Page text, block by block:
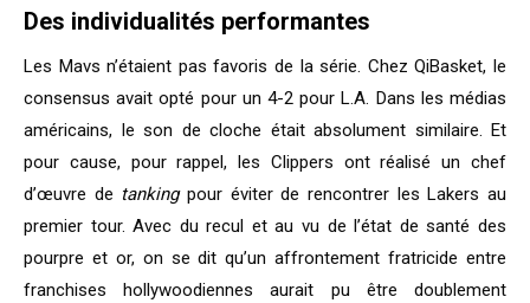
Des individualités performantes
Les Mavs n’étaient pas favoris de la série. Chez QiBasket, le
consensus avait opté pour un 4-2 pour L.A. Dans les médias
américains, le son de cloche était absolument similaire. Et
pour cause, pour rappel, les Clippers ont réalisé un chef
d’œuvre de tankingpour éviter de rencontrer les Lakers au
premier tour. Avec du recul et au vu de l’état de santé des
pourpre et or, on se dit qu’un affrontement fratricide entre
franchises hollywoodiennes aurait pu être doublement